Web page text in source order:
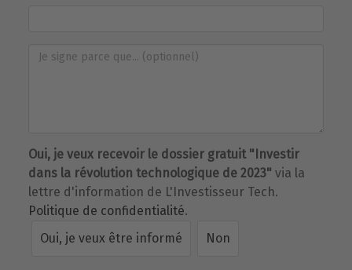
Oui, je veux recevoir le dossier gratuit "Investir
dans la révolution technologique de 2023" via la
lettre d'information de L'Investisseur Tech.
Politique de confidentialité.
Oui, je veux être informé
Non